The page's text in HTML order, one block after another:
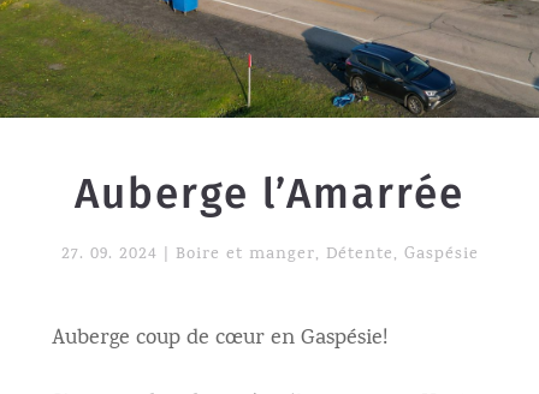
Auberge l’Amarrée
27. 09. 2024 Boire et manger, Détente, Gaspésie
Auberge coup de cœur en Gaspésie!